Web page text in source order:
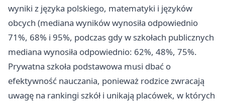
wyniki z języka polskiego, matematyki i języków
obcych (mediana wyników wynosiła odpowiednio
71%, 68% i 95%, podczas gdy w szkołach publicznych
mediana wynosiła odpowiednio: 62%, 48%, 75%.
Prywatna szkoła podstawowa musi dbać o
efektywność nauczania, ponieważ rodzice zwracają
uwagę na rankingi szkół i unikają placówek, w których